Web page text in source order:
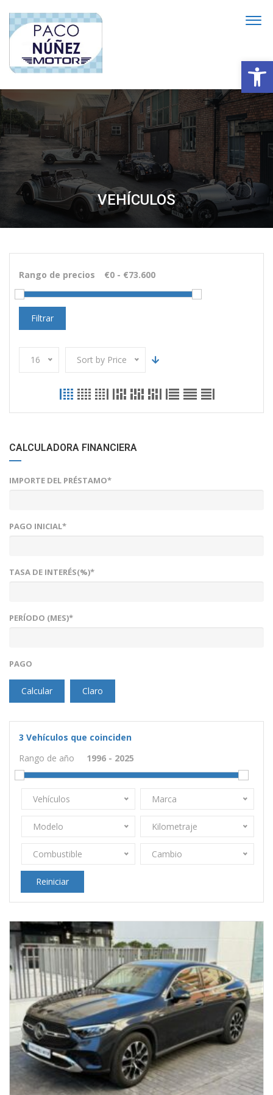
VEHÍCULOS
Rango de precios
Filtrar
16 Sort by Price
CALCULADORA FINANCIERA
IMPORTE DEL PRÉSTAMO*
PAGO INICIAL*
TASA DE INTERÉS(%)*
PERÍODO (MES)*
PAGO
Calcular Claro
3 Vehículos que coinciden
Rango de año
Vehículos Marca
Modelo Kilometraje
Combustible Cambio
Reiniciar